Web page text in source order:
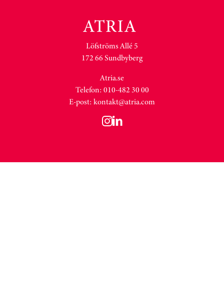
Löfströms Allé 5
172 66 Sundbyberg
Atria.se
Telefon: 010-482 30 00
E-post: kontakt@atria.com